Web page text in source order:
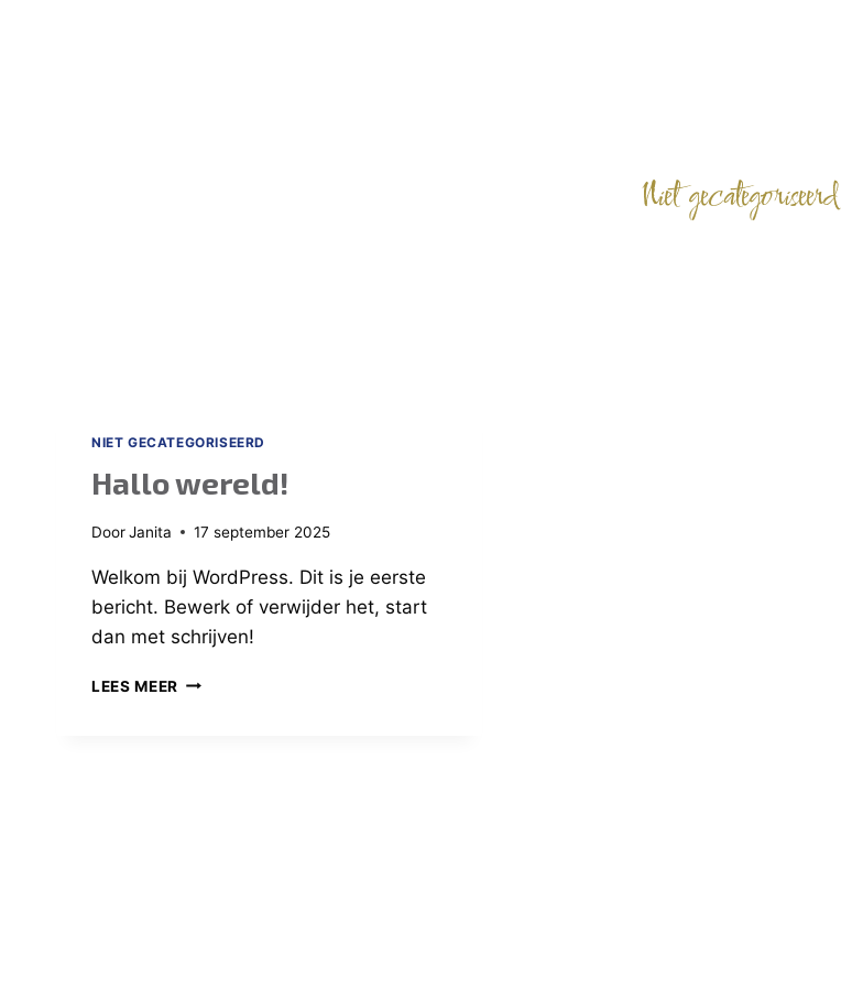
Niet gecategoriseerd
NIET GECATEGORISEERD
Hallo wereld!
DoorJanita 17 september 2025
Welkom bij WordPress. Dit is je eerste
bericht. Bewerk of verwijder het, start
dan met schrijven!
LEES MEER HALLO